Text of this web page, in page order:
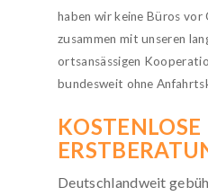
haben wir keine Büros
zusammen mit unseren
ortsansässigen
bundesweit ohne
KOSTENLOSE
Deutschlandweit